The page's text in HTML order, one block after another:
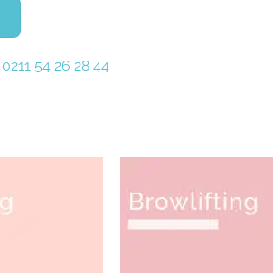
0211 54 26 28 44